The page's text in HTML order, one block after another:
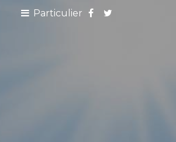
Particulier